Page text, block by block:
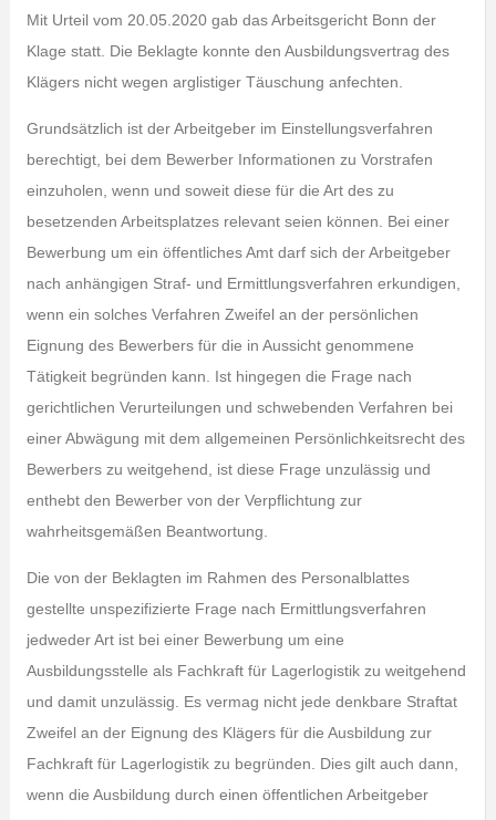
Mit Urteil vom 20.05.2020 gab das Arbeitsgericht Bonn der
Klage statt. Die Beklagte konnte den Ausbildungsvertrag des
Klägers nicht wegen arglistiger Täuschung anfechten.
Grundsätzlich ist der Arbeitgeber im Einstellungsverfahren
berechtigt, bei dem Bewerber Informationen zu Vorstrafen
einzuholen, wenn und soweit diese für die Art des zu
besetzenden Arbeitsplatzes relevant seien können. Bei einer
Bewerbung um ein öffentliches Amt darf sich der Arbeitgeber
nach anhängigen Straf- und Ermittlungsverfahren erkundigen,
wenn ein solches Verfahren Zweifel an der persönlichen
Eignung des Bewerbers für die in Aussicht genommene
Tätigkeit begründen kann. Ist hingegen die Frage nach
gerichtlichen Verurteilungen und schwebenden Verfahren bei
einer Abwägung mit dem allgemeinen Persönlichkeitsrecht des
Bewerbers zu weitgehend, ist diese Frage unzulässig und
enthebt den Bewerber von der Verpflichtung zur
wahrheitsgemäßen Beantwortung.
Die von der Beklagten im Rahmen des Personalblattes
gestellte unspezifizierte Frage nach Ermittlungsverfahren
jedweder Art ist bei einer Bewerbung um eine
Ausbildungsstelle als Fachkraft für Lagerlogistik zu weitgehend
und damit unzulässig. Es vermag nicht jede denkbare Straftat
Zweifel an der Eignung des Klägers für die Ausbildung zur
Fachkraft für Lagerlogistik zu begründen. Dies gilt auch dann,
wenn die Ausbildung durch einen öffentlichen Arbeitgeber